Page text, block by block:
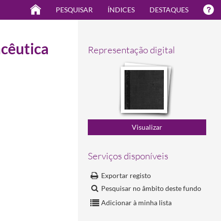
PESQUISAR ÍNDICES DESTAQUES
Representação digital
Serviços disponíveis
Exportar registo
Pesquisar no âmbito deste fundo
Adicionar à minha lista